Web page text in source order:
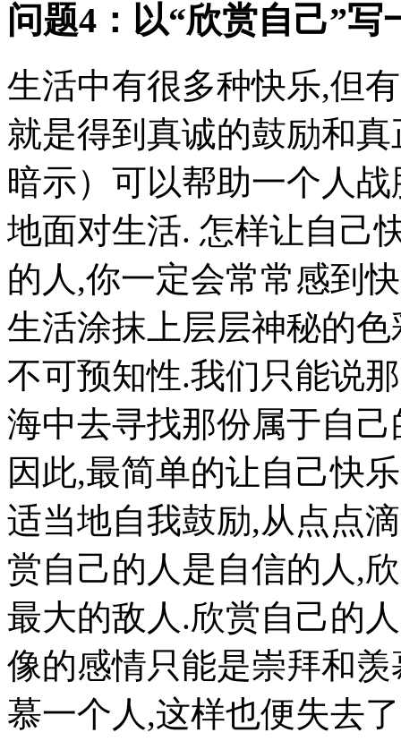
问题4：以“欣赏自己”
生活中有很多种快乐,但
就是得到真诚的鼓励和
暗示）可以帮助一个人
地面对生活. 怎样让自己
的人,你一定会常常感到
生活涂抹上层层神秘的
不可预知性.我们只能说
海中去寻找那份属于自
因此,最简单的让自己快
适当地自我鼓励,从点点
赏自己的人是自信的人,
最大的敌人.欣赏自己的
像的感情只能是崇拜和
慕一个人,这样也便失去